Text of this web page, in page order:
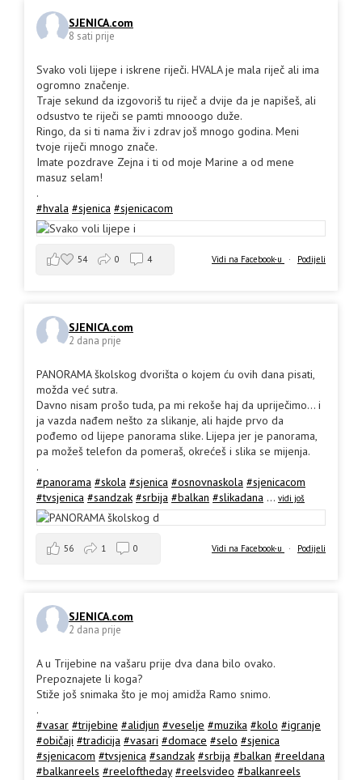
SJENICA.com
8 sati prije
Svako voli lijepe i iskrene riječi. HVALA je mala riječ ali ima
ogromno značenje.
Traje sekund da izgovoriš tu riječ a dvije da je napišeš, ali
odsustvo te riječi se pamti mnooogo duže.
Ringo, da si ti nama živ i zdrav još mnogo godina. Meni
tvoje riječi mnogo znače.
Imate pozdrave Zejna i ti od moje Marine a od mene
masuz selam!
.
#hvala #sjenica #sjenicacom
Vidi na Facebook-u · Podijeli
54 0 4
SJENICA.com
2 dana prije
PANORAMA školskog dvorišta o kojem ću ovih dana pisati,
možda već sutra.
Davno nisam prošo tuda, pa mi rekoše haj da upriječimo... i
ja vazda nađem nešto za slikanje, ali hajde prvo da
pođemo od lijepe panorama slike. Lijepa jer je panorama,
pa možeš telefon da pomeraš, okrećeš i slika se mijenja.
.
#panorama #skola #sjenica #osnovnaskola #sjenicacom
#tvsjenica #sandzak #srbija #balkan #slikadana ... vidi još
Vidi na Facebook-u · Podijeli
56 1 0
SJENICA.com
2 dana prije
A u Trijebine na vašaru prije dva dana bilo ovako.
Prepoznajete li koga?
Stiže još snimaka što je moj amidža Ramo snimo.
.
#vasar #trijebine #alidjun #veselje #muzika #kolo #igranje
#običaji #tradicija #vasari #domace #selo #sjenica
#sjenicacom #tvsjenica #sandzak #srbija #balkan #reeldana
#balkanreels #reeloftheday #reelsvideo #balkanreels